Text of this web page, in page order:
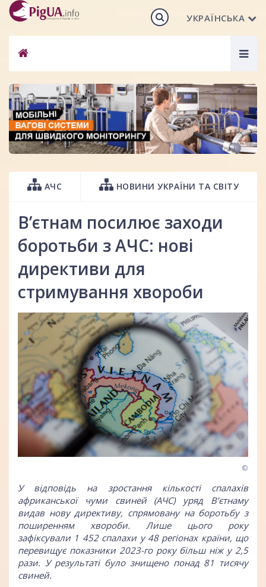
УКРАЇНСЬКА
АЧС НОВИНИ УКРАЇНИ ТА СВІТУ
В’єтнам посилює заходи
боротьби з АЧС: нові
директиви для
стримування хвороби
©
У відповідь на зростання кількості спалахів
африканської чуми свиней (АЧС) уряд В’єтнаму
видав нову директиву, спрямовану на боротьбу з
поширенням хвороби. Лише цього року
зафіксували 1 452 спалахи у 48 регіонах країни, що
перевищує показники 2023-го року більш ніж у 2,5
рази. У результаті було знищено понад 81 тисячу
свиней.